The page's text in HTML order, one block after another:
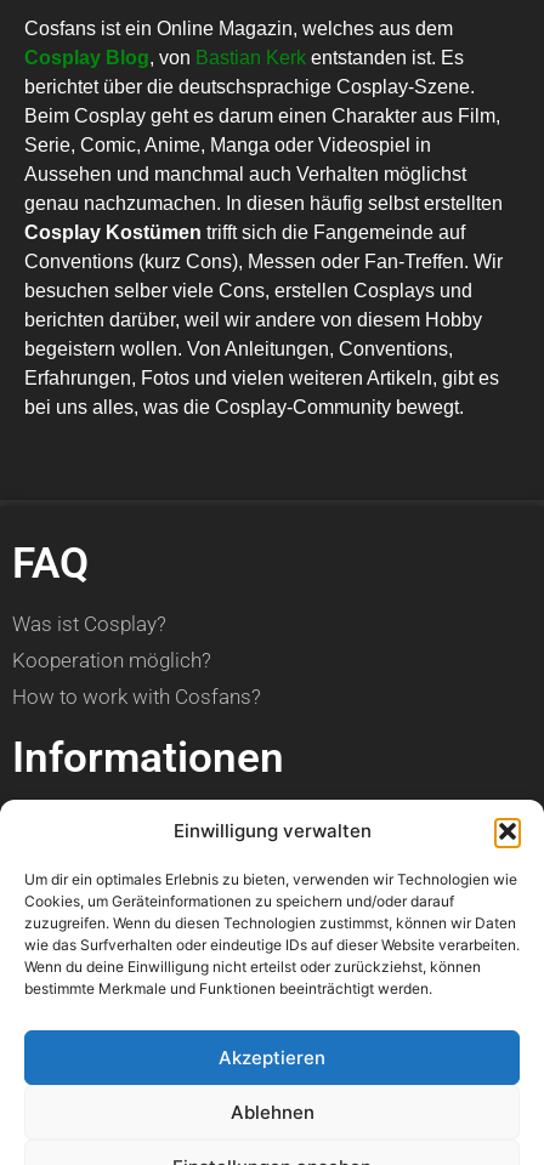
Einwilligung verwalten
Um dir ein optimales Erlebnis zu bieten, verwenden wir Technologien wie
Cookies, um Geräteinformationen zu speichern und/oder darauf
zuzugreifen. Wenn du diesen Technologien zustimmst, können wir Daten
wie das Surfverhalten oder eindeutige IDs auf dieser Website verarbeiten.
Wenn du deine Einwilligung nicht erteilst oder zurückziehst, können
bestimmte Merkmale und Funktionen beeinträchtigt werden.
Akzeptieren
Ablehnen
Cosfans ist ein Online Magazin, welches aus dem
Cosplay Blog, von Bastian Kerk entstanden ist. Es
berichtet über die deutschsprachige Cosplay-Szene.
Beim Cosplay geht es darum einen Charakter aus Film,
Serie, Comic, Anime, Manga oder Videospiel in
Aussehen und manchmal auch Verhalten möglichst
genau nachzumachen. In diesen häufig selbst erstellten
Cosplay Kostümen trifft sich die Fangemeinde auf
Conventions (kurz Cons), Messen oder Fan-Treffen. Wir
besuchen selber viele Cons, erstellen Cosplays und
berichten darüber, weil wir andere von diesem Hobby
begeistern wollen. Von Anleitungen, Conventions,
Erfahrungen, Fotos und vielen weiteren Artikeln, gibt es
bei uns alles, was die Cosplay-Community bewegt.
FAQ
Was ist Cosplay?
Kooperation möglich?
How to work with Cosfans?
Informationen
Datenschutzerklärung
Hilfe
Wann ist mein Foto online?
Kann ich meine Con bewerben?
Wo kann ich einen Fehler melden?